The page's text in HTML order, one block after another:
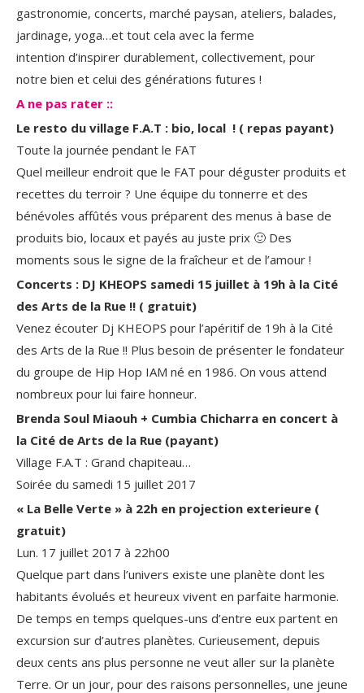
gastronomie, concerts, marché paysan, ateliers, balades,
jardinage, yoga…et tout cela avec la ferme
intention d’inspirer durablement, collectivement, pour
notre bien et celui des générations futures !
A ne pas rater ::
Le resto du village F.A.T : bio, local ! ( repas payant)
Toute la journée pendant le FAT
Quel meilleur endroit que le FAT pour déguster produits et
recettes du terroir ? Une équipe du tonnerre et des
bénévoles affûtés vous préparent des menus à base de
produits bio, locaux et payés au juste prix 🙂 Des
moments sous le signe de la fraîcheur et de l’amour !
Concerts : DJ KHEOPS samedi 15 juillet à 19h à la Cité
des Arts de la Rue !! ( gratuit)
Venez écouter Dj KHEOPS pour l’apéritif de 19h à la Cité
des Arts de la Rue !! Plus besoin de présenter le fondateur
du groupe de Hip Hop IAM né en 1986. On vous attend
nombreux pour lui faire honneur.
Brenda Soul Miaouh + Cumbia Chicharra en concert à
la Cité de Arts de la Rue (payant)
Village F.A.T : Grand chapiteau…
Soirée du samedi 15 juillet 2017
« La Belle Verte » à 22h en projection exterieure (
gratuit)
Lun. 17 juillet 2017 à 22h00
Quelque part dans l’univers existe une planète dont les
habitants évolués et heureux vivent en parfaite harmonie.
De temps en temps quelques-uns d’entre eux partent en
excursion sur d’autres planètes. Curieusement, depuis
deux cents ans plus personne ne veut aller sur la planète
Terre. Or un jour, pour des raisons personnelles, une jeune